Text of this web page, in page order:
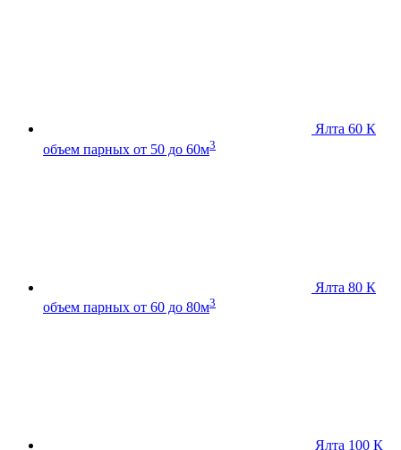
Ялта 60 К
объем парных от 50 до 60м3
Ялта 80 К
объем парных от 60 до 80м3
Ялта 100 К